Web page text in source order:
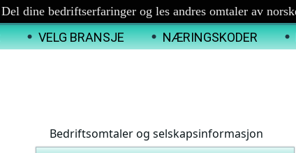
Del dine bedriftserfaringer og les andres omtaler av
VELG BRANSJE NÆRINGSKODER
Bedriftsomtaler og selskapsinformasjon